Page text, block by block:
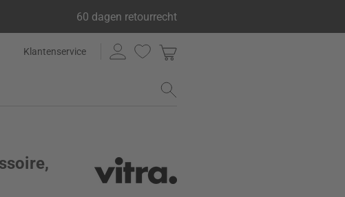
60 dagen retourrecht
Klantenservice